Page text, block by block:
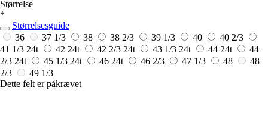
Størrelse
*
Størrelsesguide
36
37 1/3 38 38 2/3 39 1/3 40
40 2/3
41 1/3 24t 42 24t 42 2/3 24t 43 1/3 24t 44 24t
44
2/3 24t 45 1/3 24t 46 24t 46 2/3 47 1/3 48
48
2/3
49 1/3
Dette felt er påkrævet